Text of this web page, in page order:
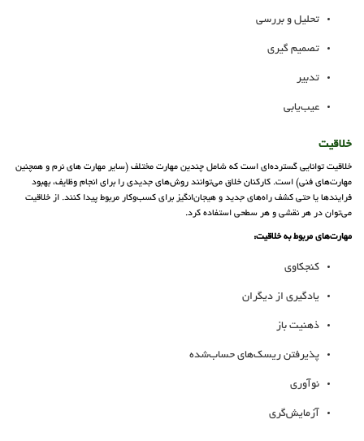
تحلیل و بررسی
تصمیم گیری
تدبیر
عیب‌یابی
خلاقیت
خلاقیت توانایی گسترده‌ای است که شامل چندین مهارت مختلف (سایر مهارت های نرم و همچنین
مهارت‌های فنی) است. کارکنان خلاق می‌توانند روش‌های جدیدی را برای انجام وظایف، بهبود
فرایندها یا حتی کشف راه‌های جدید و هیجان‌انگیز برای کسب‌و‌کار مربوط پیدا کنند. از خلاقیت
می‌توان در هر نقشی و هر سطحی استفاده کرد.
مهارت‌های مربوط به خلاقیت:
کنجکاوی
یادگیری از دیگران
ذهنیت باز
پذیرفتن ریسک‌های حساب‌شده
نوآوری
آزمایش‌گری